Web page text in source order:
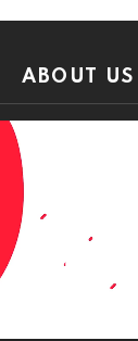
ABOUT US